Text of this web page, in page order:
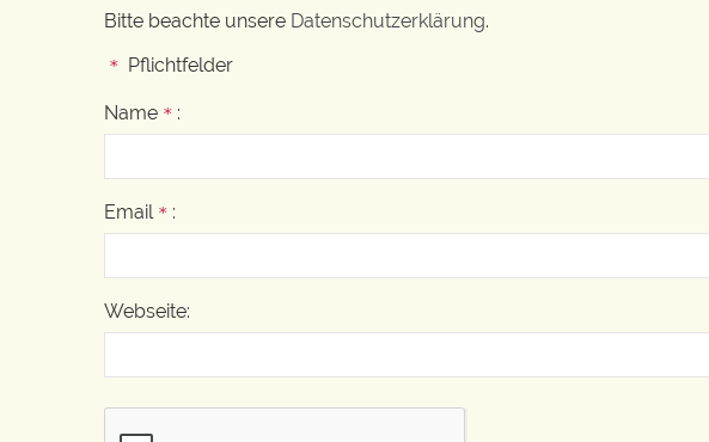
Bitte beachte unsere Datenschutzerklärung.
* Pflichtfelder
Name * :
Email * :
Webseite: